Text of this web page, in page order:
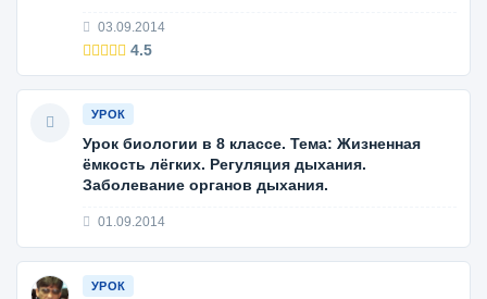
03.09.2014
4.5
УРОК
Урок биологии в 8 классе. Тема: Жизненная
ёмкость лёгких. Регуляция дыхания.
Заболевание органов дыхания.
01.09.2014
УРОК